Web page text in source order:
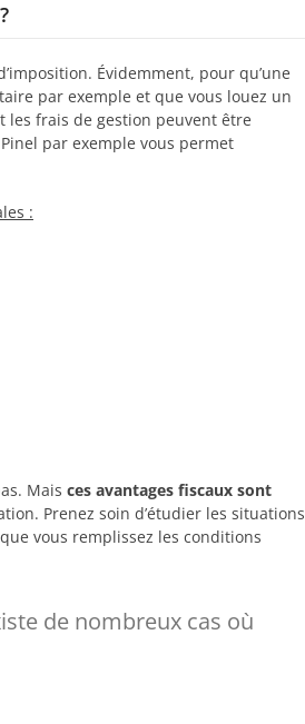
Évidemment, pour qu’une
par exemple et que vous louez un
les frais de gestion peuvent être
par exemple vous permet
:
Mais ces avantages fiscaux sont
Prenez soin d’étudier les situations
vous remplissez les conditions
de nombreux cas où